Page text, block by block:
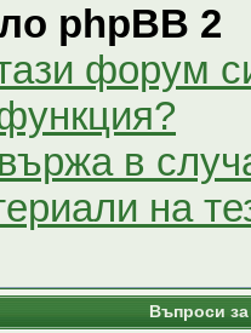
phpBB 2
форум
в
на
Въпроси